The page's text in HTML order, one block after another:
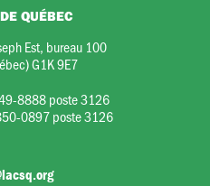
QUÉBEC
Est, bureau 100
G1K 9E7
8888 poste 3126
0897 poste 3126